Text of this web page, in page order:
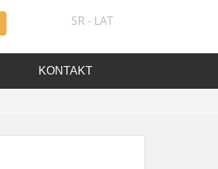
SR - LAT
KONTAKT